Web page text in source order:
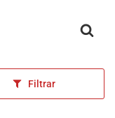
Filtrar